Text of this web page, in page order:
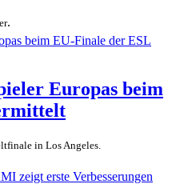
.
Europas beim
in Los Angeles.